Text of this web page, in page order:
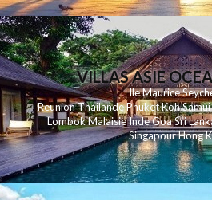
VILLAS ASIE
Ile Maurice
ReunionThailandePhuketKohSamui
LombokMalaisieIndeGoaSri
SingapourHong